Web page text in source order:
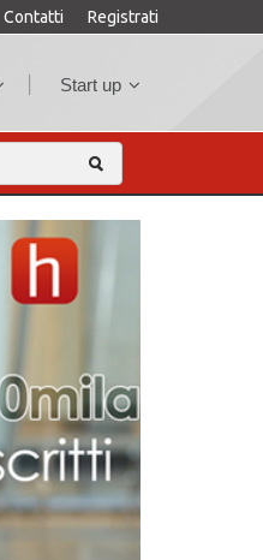
Contatti Registrati
Start up